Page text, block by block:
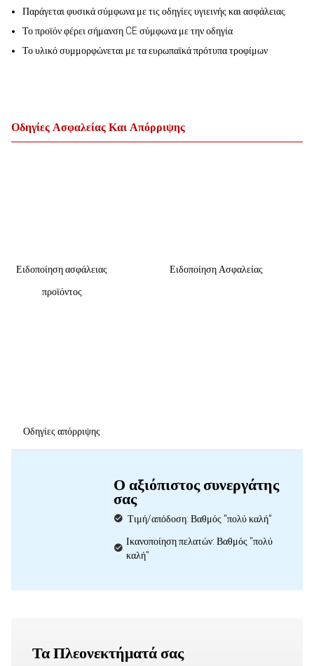
Παράγεται φυσικά σύμφωνα με τις οδηγίες υγιεινής και ασφάλειας
Το προϊόν φέρει σήμανση CE σύμφωνα με την οδηγία
Το υλικό συμμορφώνεται με τα ευρωπαϊκά πρότυπα τροφίμων
Οδηγίες Ασφαλείας Και Απόρριψης
Ειδοποίηση ασφάλειας
προϊόντος
Ειδοποίηση Ασφαλείας
Οδηγίες απόρριψης
Ο αξιόπιστος συνεργάτης
σας
Τιμή/απόδοση: Βαθμός "πολύ καλή"
Ικανοποίηση πελατών: Βαθμός "πολύ
καλή"
Τα Πλεονεκτήματά σας